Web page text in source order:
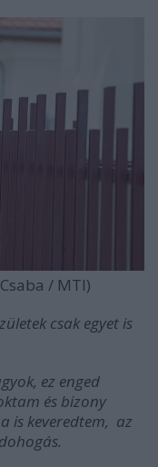
/ MTI)
csak egyet is
ez enged
és bizony
is keveredtem, az